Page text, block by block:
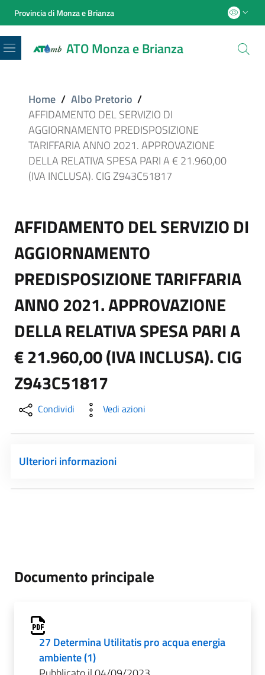
Provincia di Monza e Brianza
ATO Monza e Brianza
Menu
Home / Albo Pretorio /
AFFIDAMENTO DEL SERVIZIO DI
AGGIORNAMENTO PREDISPOSIZIONE
TARIFFARIA ANNO 2021. APPROVAZIONE
DELLA RELATIVA SPESA PARI A € 21.960,00
(IVA INCLUSA). CIG Z943C51817
AFFIDAMENTO DEL SERVIZIO DI
AGGIORNAMENTO
PREDISPOSIZIONE TARIFFARIA
ANNO 2021. APPROVAZIONE
DELLA RELATIVA SPESA PARI A
€ 21.960,00 (IVA INCLUSA). CIG
Z943C51817
Condividi Vedi azioni
Ulteriori informazioni
Documento principale
27 Determina Utilitatis pro acqua energia
ambiente (1)